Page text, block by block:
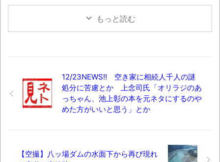
もっと読む
12/23NEWS!! 空き家に相続人千人の謎
処分に苦慮とか 上念司氏「オリラジのあ
っちゃん、池上彰の本を元ネタにするのや
めた方がいいと思う」とか
【空撮】八ッ場ダムの水面下から再び現れ